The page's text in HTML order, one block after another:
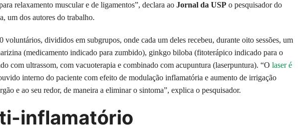
relaxamento muscular e de ligamentos”, declara ao Jornal da USP o pesquisador do
um dos autores do trabalho.
voluntários, divididos em subgrupos, onde cada um deles recebeu, durante oito sessões, um
(medicamento indicado para zumbido), ginkgo biloba (fitoterápico indicado para o
com ultrassom, com vacuoterapia e combinado com acupuntura (laserpuntura). “O laser é
interno do paciente com efeito de modulação inflamatória e aumento de irrigação
e ao seu redor, de maneira a eliminar o sintoma”, explica o pesquisador.
inflamatório